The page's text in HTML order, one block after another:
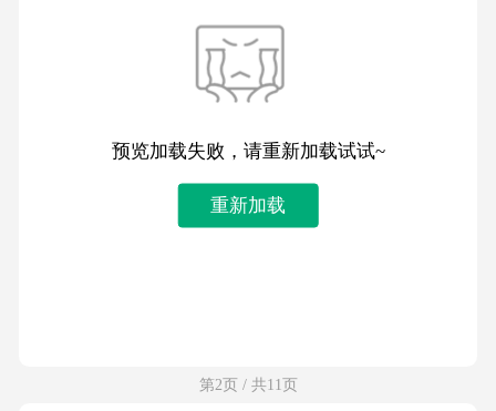
预览加载失败，请重新加载试试~
重新加载
第2页 / 共11页